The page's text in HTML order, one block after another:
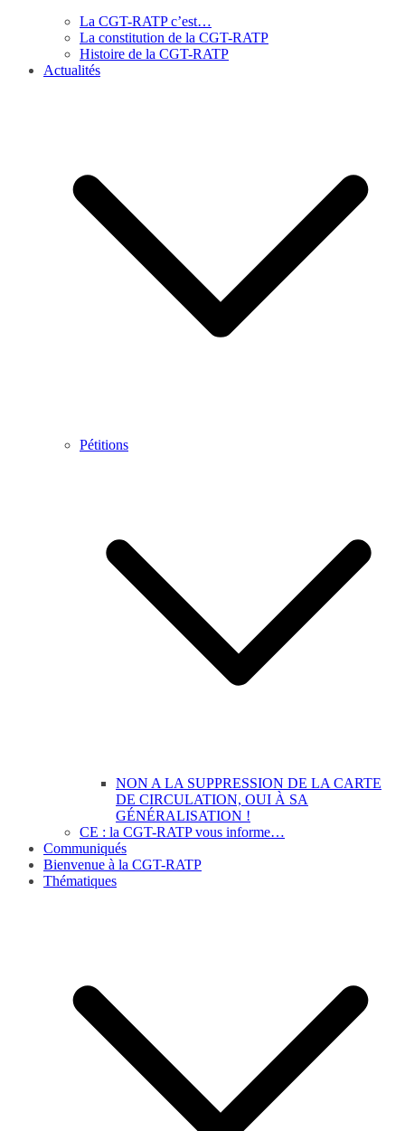
La CGT-RATP c’est…
La constitution de la CGT-RATP
Histoire de la CGT-RATP
Actualités
Pétitions
NON A LA SUPPRESSION DE LA CARTE
DE CIRCULATION, OUI À SA
GÉNÉRALISATION !
CE : la CGT-RATP vous informe…
Communiqués
Bienvenue à la CGT-RATP
Thématiques